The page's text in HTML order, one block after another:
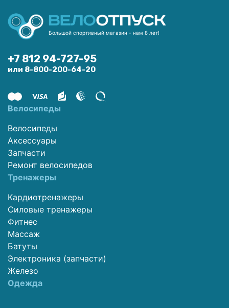
Большой спортивный магазин - нам 8 лет!
+7 812 94-727-95
или 8-800-200-64-20
Велосипеды
Велосипеды
Аксессуары
Запчасти
Ремонт велосипедов
Тренажеры
Кардиотренажеры
Силовые тренажеры
Фитнес
Массаж
Батуты
Электроника (запчасти)
Железо
Одежда